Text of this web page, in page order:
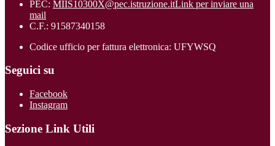
PEC: MIIS10300X@pec.istruzione.itLink per inviare una
mail
C.F.: 91587340158
Codice ufficio per fattura elettronica: UFYWSQ
Seguici su
Facebook
Instagram
Sezione Link Utili